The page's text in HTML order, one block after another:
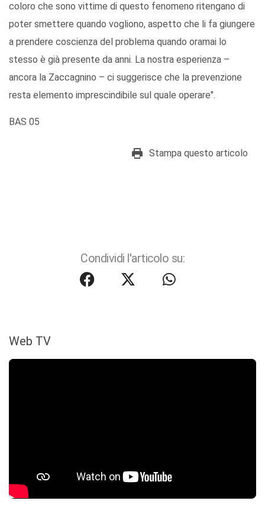
coloro che sono vittime di questo fenomeno ritengano di
poter smettere quando vogliono, aspetto che li fa giungere
a prendere coscienza del problema quando oramai lo
stesso è già presente da anni. La nostra esperienza –
ancora la Zaccagnino – ci suggerisce che la prevenzione
resta elemento imprescindibile sul quale operare".
BAS 05
Stampa questo articolo
Condividi l'articolo su:
Web TV